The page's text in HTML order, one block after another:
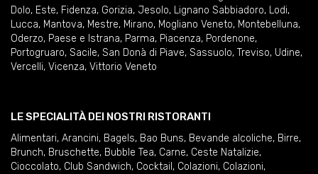
Dolo, Este, Fidenza, Gorizia, Jesolo, Lignano Sabbiadoro, Lodi,
Lucca, Mantova, Mestre, Mirano, Mogliano Veneto, Montebelluna,
Oderzo, Paese e Istrana, Parma, Piacenza, Pordenone,
Portogruaro, Sacile, San Donà di Piave, Sassuolo, Treviso, Udine,
Vercelli, Vicenza, Vittorio Veneto
LE SPECIALITÀ DEI NOSTRI RISTORANTI
Alimentari, Arancini, Bagels, Bao Buns, Bevande alcoliche, Birre,
Brunch, Bruschette, Bubble Tea, Carne, Ceste Natalizie,
Cioccolato, Club Sandwich, Cocktail , Colazioni, Colazioni,